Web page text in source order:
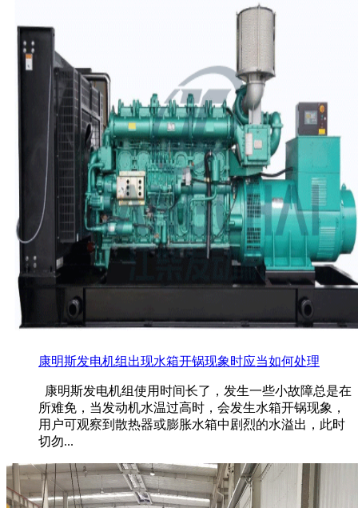
康明斯发电机组出现水箱开锅现象时应当如何处理
康明斯发电机组使用时间长了，发生一些小故障总是在
所难免，当发动机水温过高时，会发生水箱开锅现象，
用户可观察到散热器或膨胀水箱中剧烈的水溢出，此时
切勿...